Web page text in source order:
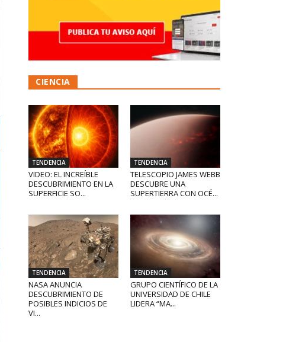
CIENCIA
TENDENCIA
VIDEO: EL INCREÍBLE
DESCUBRIMIENTO EN LA
SUPERFICIE SO...
TENDENCIA
TELESCOPIO JAMES WEBB
DESCUBRE UNA
SUPERTIERRA CON OCÉ...
TENDENCIA
NASA ANUNCIA
DESCUBRIMIENTO DE
POSIBLES INDICIOS DE
VI...
TENDENCIA
GRUPO CIENTÍFICO DE LA
UNIVERSIDAD DE CHILE
LIDERA “MA...